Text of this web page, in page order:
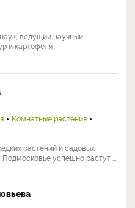
ведущий научный
и картофеля
Комнатные растения
растений и садовых
успешно растут ...